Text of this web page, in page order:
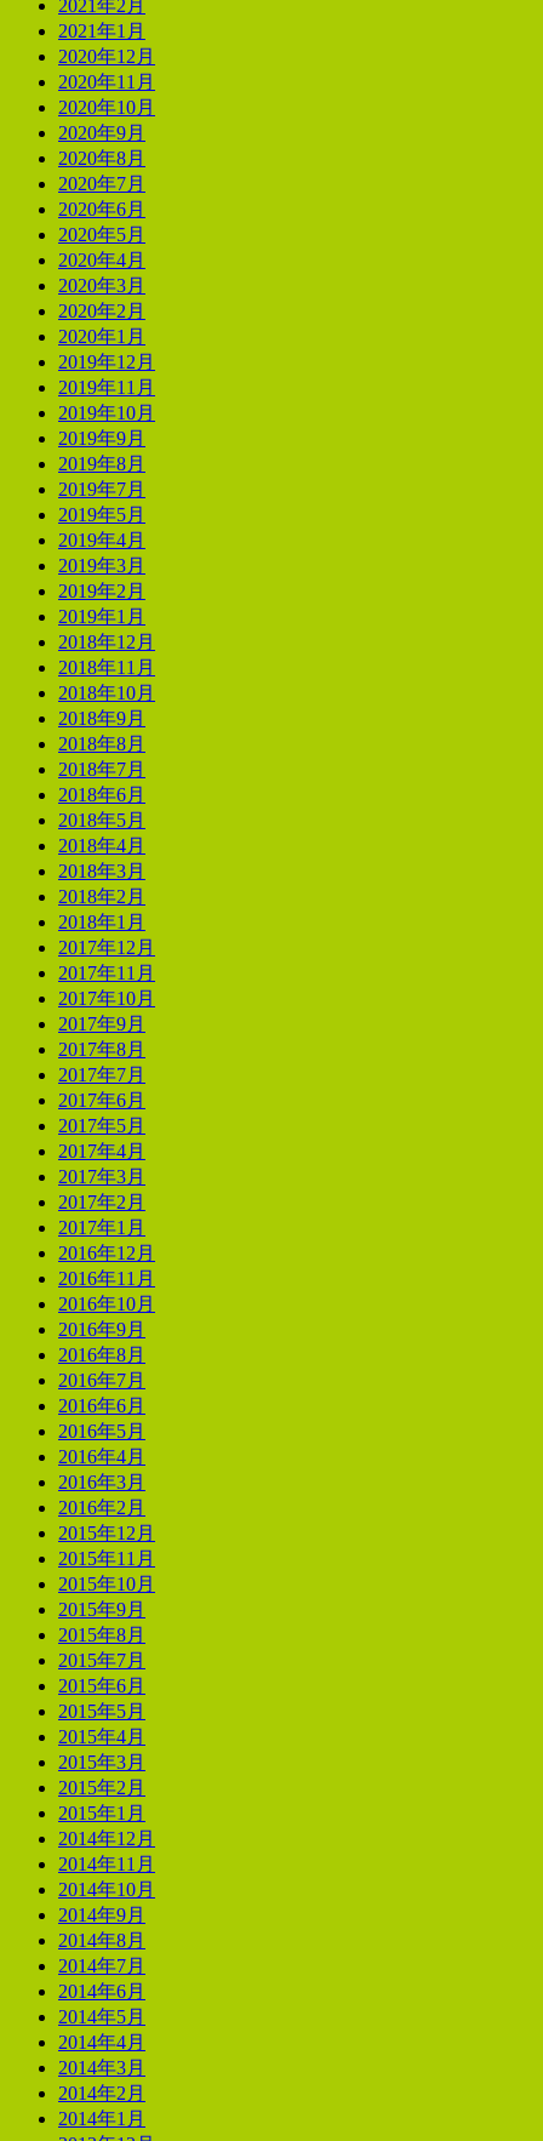
2021年2月
2021年1月
2020年12月
2020年11月
2020年10月
2020年9月
2020年8月
2020年7月
2020年6月
2020年5月
2020年4月
2020年3月
2020年2月
2020年1月
2019年12月
2019年11月
2019年10月
2019年9月
2019年8月
2019年7月
2019年5月
2019年4月
2019年3月
2019年2月
2019年1月
2018年12月
2018年11月
2018年10月
2018年9月
2018年8月
2018年7月
2018年6月
2018年5月
2018年4月
2018年3月
2018年2月
2018年1月
2017年12月
2017年11月
2017年10月
2017年9月
2017年8月
2017年7月
2017年6月
2017年5月
2017年4月
2017年3月
2017年2月
2017年1月
2016年12月
2016年11月
2016年10月
2016年9月
2016年8月
2016年7月
2016年6月
2016年5月
2016年4月
2016年3月
2016年2月
2015年12月
2015年11月
2015年10月
2015年9月
2015年8月
2015年7月
2015年6月
2015年5月
2015年4月
2015年3月
2015年2月
2015年1月
2014年12月
2014年11月
2014年10月
2014年9月
2014年8月
2014年7月
2014年6月
2014年5月
2014年4月
2014年3月
2014年2月
2014年1月